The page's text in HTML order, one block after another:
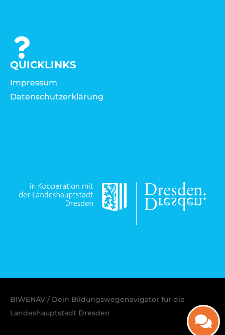
QUICKLINKS
Impressum
Datenschutzerklärung
BIWENAV / Dein Bildungswegenavigator für die
Landeshauptstadt Dresden